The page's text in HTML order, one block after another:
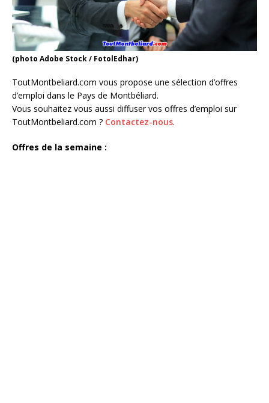
(photo Adobe Stock / FotolEdhar)
ToutMontbeliard.com vous propose une sélection d’offres
d’emploi dans le Pays de Montbéliard.
Vous souhaitez vous aussi diffuser vos offres d’emploi sur
ToutMontbeliard.com ? Contactez-nous.
Offres de la semaine :